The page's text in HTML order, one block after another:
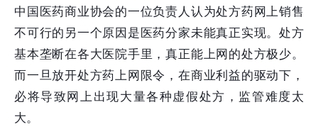
中国医药商业协会的一位负责人认为处方药网上销售
不可行的另一个原因是医药分家未能真正实现。处方
基本垄断在各大医院手里，真正能上网的处方极少。
而一旦放开处方药上网限令，在商业利益的驱动下，
必将导致网上出现大量各种虚假处方，监管难度太
大。